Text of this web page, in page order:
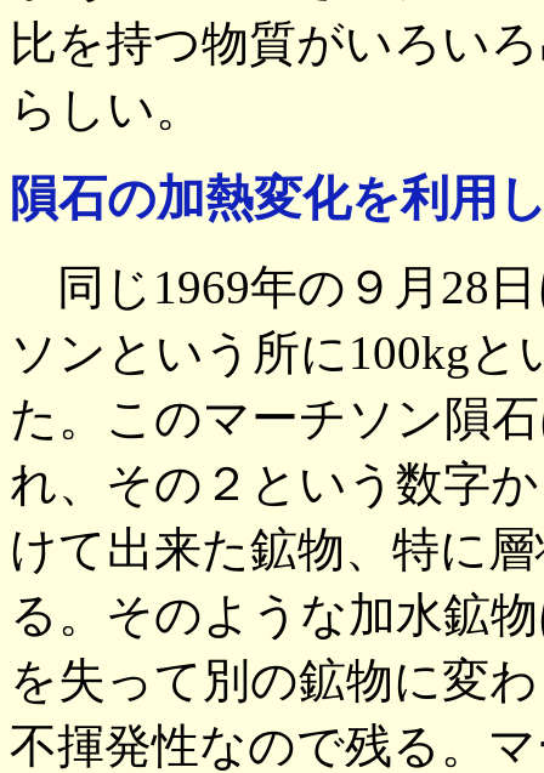
比を持つ物質がいろい
らしい。
隕石の加熱変化を利用
同じ1969年の９月28
ソンという所に100kg
た。このマーチソン隕
れ、その２という数字
けて出来た鉱物、特に
る。そのような加水鉱
を失って別の鉱物に変
不揮発性なので残る。